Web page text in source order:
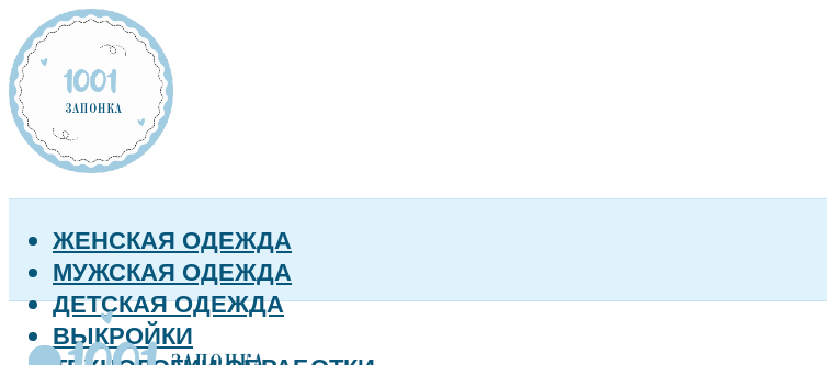
ЖЕНСКАЯ ОДЕЖДА
МУЖСКАЯ ОДЕЖДА
ДЕТСКАЯ ОДЕЖДА
ВЫКРОЙКИ